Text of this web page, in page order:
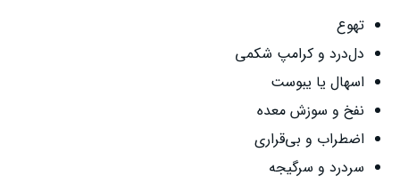
تهوع
دل‌درد و کرامپ شکمی
اسهال یا یبوست
نفخ و سوزش معده
اضطراب و بی‌قراری
سردرد و سرگیجه